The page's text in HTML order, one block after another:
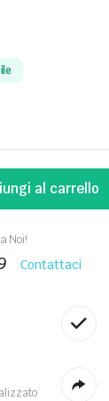
al carrello
Noi!
Contattaci